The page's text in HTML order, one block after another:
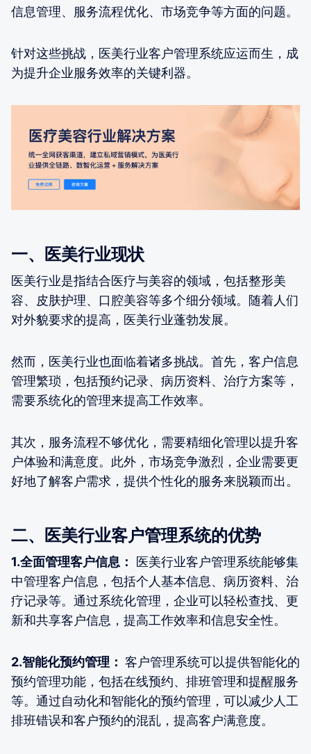
信息管理、服务流程优化、市场竞争等方面的问题。
针对这些挑战，医美行业客户管理系统应运而生，成
为提升企业服务效率的关键利器。
一、医美行业现状
医美行业是指结合医疗与美容的领域，包括整形美
容、皮肤护理、口腔美容等多个细分领域。随着人们
对外貌要求的提高，医美行业蓬勃发展。
然而，医美行业也面临着诸多挑战。首先，客户信息
管理繁琐，包括预约记录、病历资料、治疗方案等，
需要系统化的管理来提高工作效率。
其次，服务流程不够优化，需要精细化管理以提升客
户体验和满意度。此外，市场竞争激烈，企业需要更
好地了解客户需求，提供个性化的服务来脱颖而出。
二、医美行业客户管理系统的优势
1.全面管理客户信息：
医美行业客户管理系统能够集
中管理客户信息，包括个人基本信息、病历资料、治
疗记录等。通过系统化管理，企业可以轻松查找、更
新和共享客户信息，提高工作效率和信息安全性。
2.智能化预约管理： 客户管理系统可以提供智能化的
预约管理功能，包括在线预约、排班管理和提醒服务
等。通过自动化和智能化的预约管理，可以减少人工
排班错误和客户预约的混乱，提高客户满意度。